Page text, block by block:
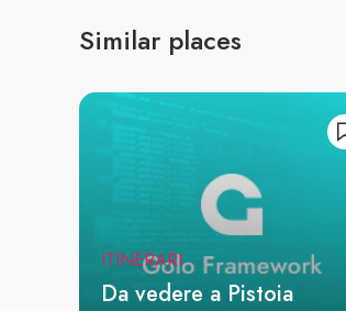
Similar places
ITINERARI
Da vedere a Pistoia